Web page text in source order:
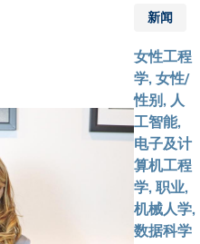
善用人工
前沿科技
发出多种
诊疗工具
性健康技
环境解决
等，展现
在医疗健
可持续发
领域的无
力量。
两天。
新闻
女性工程
学, 女性/
性别, 人
工智能,
电子及计
算机工程
学, 职业,
机械人学,
数据科学